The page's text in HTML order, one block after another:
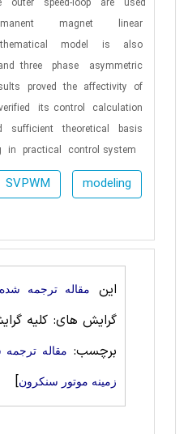
outer speed-loop are used
magnet
linear
model is
also
three phase
asymmetric
proved the affectivity of
its control
calculation
sufficient theoretical
basis
in practical control system
SVPWM
modeling
این مقاله ترجمه
گرایش های: کلیه
برچسب: مقاله
زمینه موتور سنکرون]